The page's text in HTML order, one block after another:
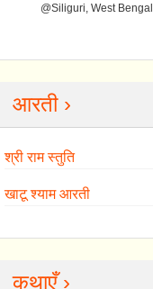
@Siliguri, West Bengal
आरती ›
श्री राम स्तुति
खाटू श्याम आरती
कथाएँ ›